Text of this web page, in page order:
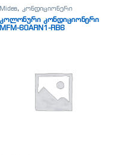
Midea,კონდიციონერი
კოლონური კონდიციონერი
MFM-60ARN1-RB6